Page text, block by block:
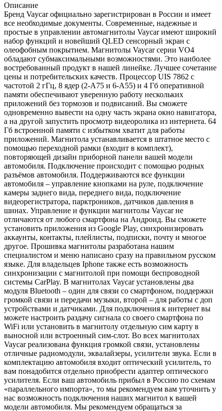
Описание
Бренд Vaycar официально зарегистрирован в России и имеет
все необходимые документы. Современные, надежные и
простые в управлении автомагнитолы Vaycar имеют широкий
набор функций и новейший QLED сенсорный экран с
олеофобным покрытием. Магнитолы Vaycar серии VО4
обладают субмаксимальными возможностями. Это наиболее
востребованный продукт в нашей линейке. Лучшее сочетание
цены и потребительских качеств. Процессор UIS 7862 с
частотой 2 гГц, 8 ядер (2-А75 и 6-А55) и 4 Гб оперативной
памяти обеспечивают уверенную работу нескольких
приложений без тормозов и подвисаний. Вы сможете
одновременно вывести на одну часть экрана окно навигатора,
а на другой запустить просмотр видеоролика из интернета. 64
Гб встроенной памяти с избытком хватит для работы
приложений. Магнитола устанавливается в штатное место с
помощью переходной рамки (входит в комплект),
повторяющей дизайн приборной панели вашей модели
автомобиля. Подключение происходит с помощью родных
разъёмов автомобиля. Поддерживаются все функции
автомобиля – управление кнопками на руле, подключение
камеры заднего вида, переднего вида, подключение
видеорегистратора, парктроников, датчиков давления в
шинах. Управление и функции магнитолы Vaycar не
отличаются от любого смартфона на Андроид. Вы сможете
установить приложения из Google Play, синхронизировать
аккаунты, контакты, плейлисты, подписки, почту и многое
другое. Прошивка магнитолы разработана нашим
специалистом и меню написано сразу на правильном русском
языке. Для владельцев Iphone также есть возможность
синхронизации с магнитолой при помощи беспроводной
системы CarPlay. В магнитолах Vaycar установлены два
модуля Bluetooth – один для связи со смартфоном, поддержки
громкой связи и передачи музыки, второй – для работы с доп
устройствами и датчиками. Для подключения к интернет вы
можете настроить раздачу сигнала со своего смартфона по
WiFi или установить в магнитолу отдельную сим карту в
выносной или встроенный сим-слот. Во всех магнитолах
Vaycar реализована функция громкой связи, установлены
отличные радиомодули, эквалайзеры, усилители звука. Если в
комплектацию автомобиля входит оптический усилитель, то
вам понадобится отдельно приобрести адаптер оптического
усилителя. Если ваш автомобиль прибыл в Россию по схемам
«параллельного импорта», то мы рекомендуем вам уточнить у
нас возможность подключения наших магнитол к вашей
модели автомобиля. Мы рекомендуем обращаться за